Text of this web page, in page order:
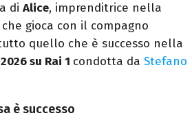
di Alice, imprenditrice nella
gioca con il compagno
quello che è successo nella
su Rai 1 condotta da Stefano
è successo